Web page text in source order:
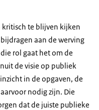
kritisch te blijven kijken
aan de werving
rol gaat het om de
de visie op publiek
in de opgaven, de
nodig zijn. Die
dat de juiste publieke